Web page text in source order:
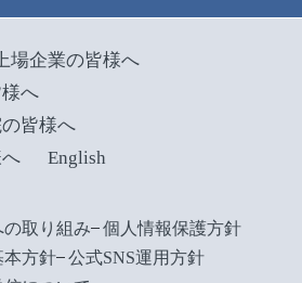
上場企業の皆様へ
へ
皆様へ
English
取り組み
個人情報保護方針
本方針
公式SNS運用方針